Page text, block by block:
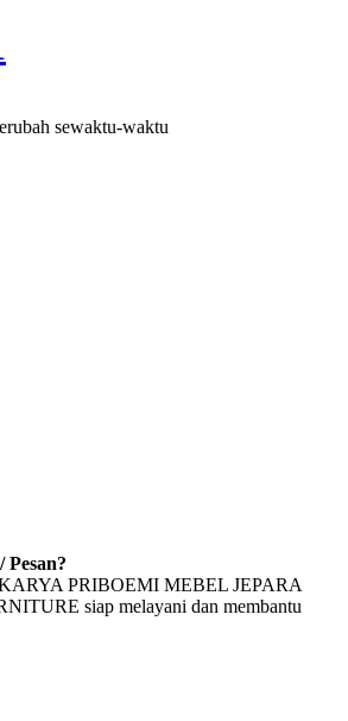
sewaktu-waktu
PRIBOEMI MEBEL JEPARA
siap melayani dan membantu